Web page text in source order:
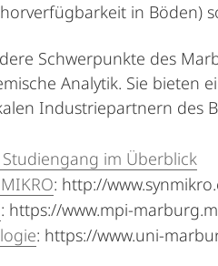
in Böden)
Schwerpunkte des
Analytik. Sie bieten
Industriepartnern des
im Überblick
: http://
: https://www.mpi-
: https://www.uni-